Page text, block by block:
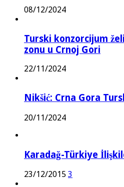
08/12/2024
Turski konzorcijum
zonu u Crnoj Gori
22/11/2024
Nikšić: Crna Gora
20/11/2024
Karadağ-Türkiye
23/12/2015 3